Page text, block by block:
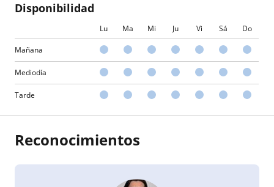
Disponibilidad
Lu Ma Mi Ju Vi Sá Do
Mañana
Mediodía
Tarde
Reconocimientos